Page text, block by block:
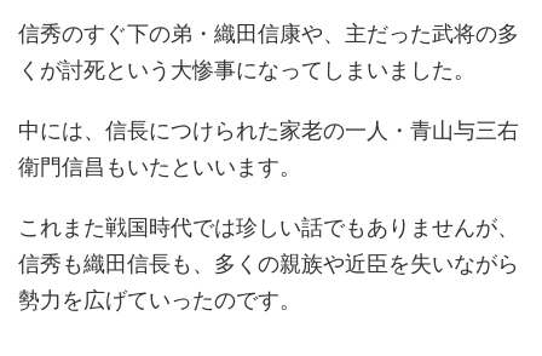
信秀のすぐ下の弟・織田信康や、主だった武将の多
くが討死という大惨事になってしまいました。
中には、信長につけられた家老の一人・青山与三右
衛門信昌もいたといいます。
これまた戦国時代では珍しい話でもありませんが、
信秀も織田信長も、多くの親族や近臣を失いながら
勢力を広げていったのです。